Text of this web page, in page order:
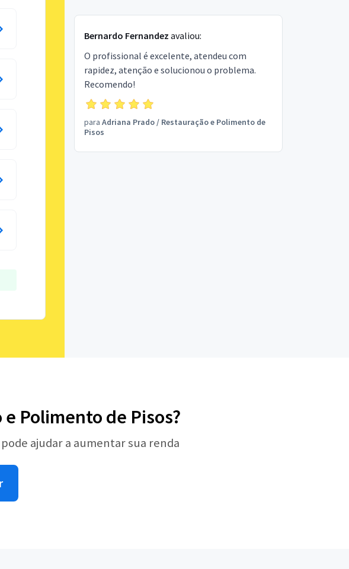
Bernardo Fernandez avaliou:
O profissional é excelente, atendeu com
rapidez, atenção e solucionou o problema.
Recomendo!
para Adriana Prado/ Restauração e Polimento de
Pisos
Polimento de Pisos?
ajudar a aumentar sua renda